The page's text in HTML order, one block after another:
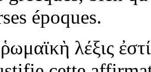
époques.
λέξις